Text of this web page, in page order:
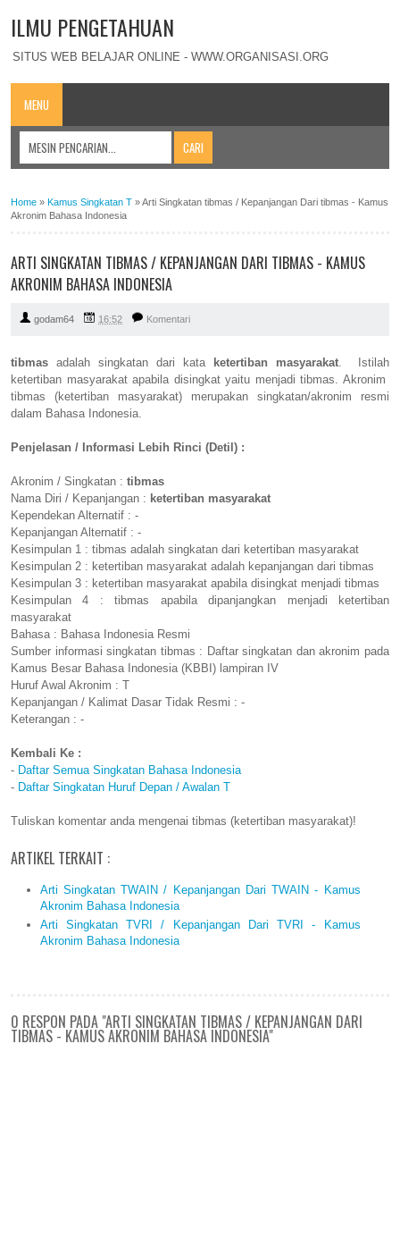
ILMU PENGETAHUAN
SITUS WEB BELAJAR ONLINE - WWW.ORGANISASI.ORG
MENU
Home » Kamus Singkatan T »Arti Singkatan tibmas / Kepanjangan Dari tibmas - Kamus
Akronim Bahasa Indonesia
ARTI SINGKATAN TIBMAS / KEPANJANGAN DARI TIBMAS - KAMUS
AKRONIM BAHASA INDONESIA
godam64 16:52 Komentari
tibmas adalah singkatan dari kata ketertiban masyarakat. Istilah
ketertiban masyarakat apabila disingkat yaitu menjadi tibmas. Akronim
tibmas (ketertiban masyarakat) merupakan singkatan/akronim resmi
dalam Bahasa Indonesia.
Penjelasan / Informasi Lebih Rinci (Detil) :
Akronim / Singkatan : tibmas
Nama Diri / Kepanjangan : ketertiban masyarakat
Kependekan Alternatif : -
Kepanjangan Alternatif : -
Kesimpulan 1 : tibmas adalah singkatan dari ketertiban masyarakat
Kesimpulan 2 : ketertiban masyarakat adalah kepanjangan dari tibmas
Kesimpulan 3 : ketertiban masyarakat apabila disingkat menjadi tibmas
Kesimpulan 4 : tibmas apabila dipanjangkan menjadi ketertiban
masyarakat
Bahasa : Bahasa Indonesia Resmi
Sumber informasi singkatan tibmas : Daftar singkatan dan akronim pada
Kamus Besar Bahasa Indonesia (KBBI) lampiran IV
Huruf Awal Akronim : T
Kepanjangan / Kalimat Dasar Tidak Resmi : -
Keterangan : -
Kembali Ke :
- Daftar Semua Singkatan Bahasa Indonesia
- Daftar Singkatan Huruf Depan / Awalan T
Tuliskan komentar anda mengenai tibmas (ketertiban masyarakat)!
ARTIKEL TERKAIT :
Arti Singkatan TWAIN / Kepanjangan Dari TWAIN - Kamus
Akronim Bahasa Indonesia
Arti Singkatan TVRI / Kepanjangan Dari TVRI - Kamus
Akronim Bahasa Indonesia
0 RESPON PADA "ARTI SINGKATAN TIBMAS / KEPANJANGAN DARI
TIBMAS - KAMUS AKRONIM BAHASA INDONESIA"